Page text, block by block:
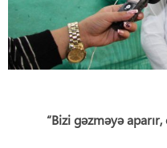
“Bizi gəzməyə